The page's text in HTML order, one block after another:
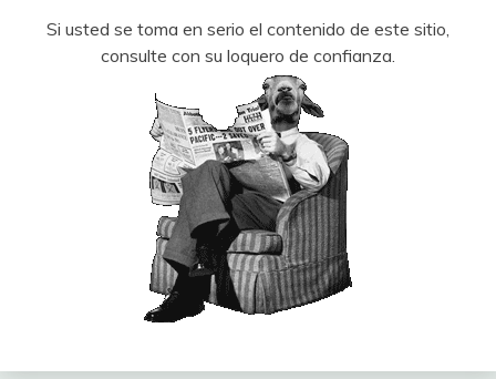
Si usted se toma en serio el contenido de este sitio,
consulte con su loquero de confianza.